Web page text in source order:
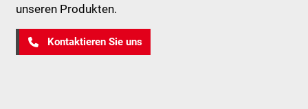
unseren Produkten.
Kontaktieren Sie uns